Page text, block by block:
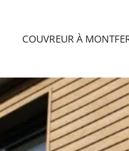
COUVREUR À